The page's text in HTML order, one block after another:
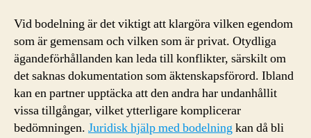
Vid bodelning är det viktigt att klargöra vilken egendom
som är gemensam och vilken som är privat. Otydliga
ägandeförhållanden kan leda till konflikter, särskilt om
det saknas dokumentation som äktenskapsförord. Ibland
kan en partner upptäcka att den andra har undanhållit
vissa tillgångar, vilket ytterligare komplicerar
bedömningen. Juridisk hjälp med bodelningkan då bli